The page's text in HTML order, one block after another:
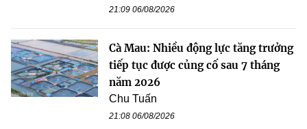
21:09 06/08/2026
Cà Mau: Nhiều động lực tăng trưởng
tiếp tục được củng cố sau 7 tháng
năm 2026
Chu Tuấn
21:08 06/08/2026